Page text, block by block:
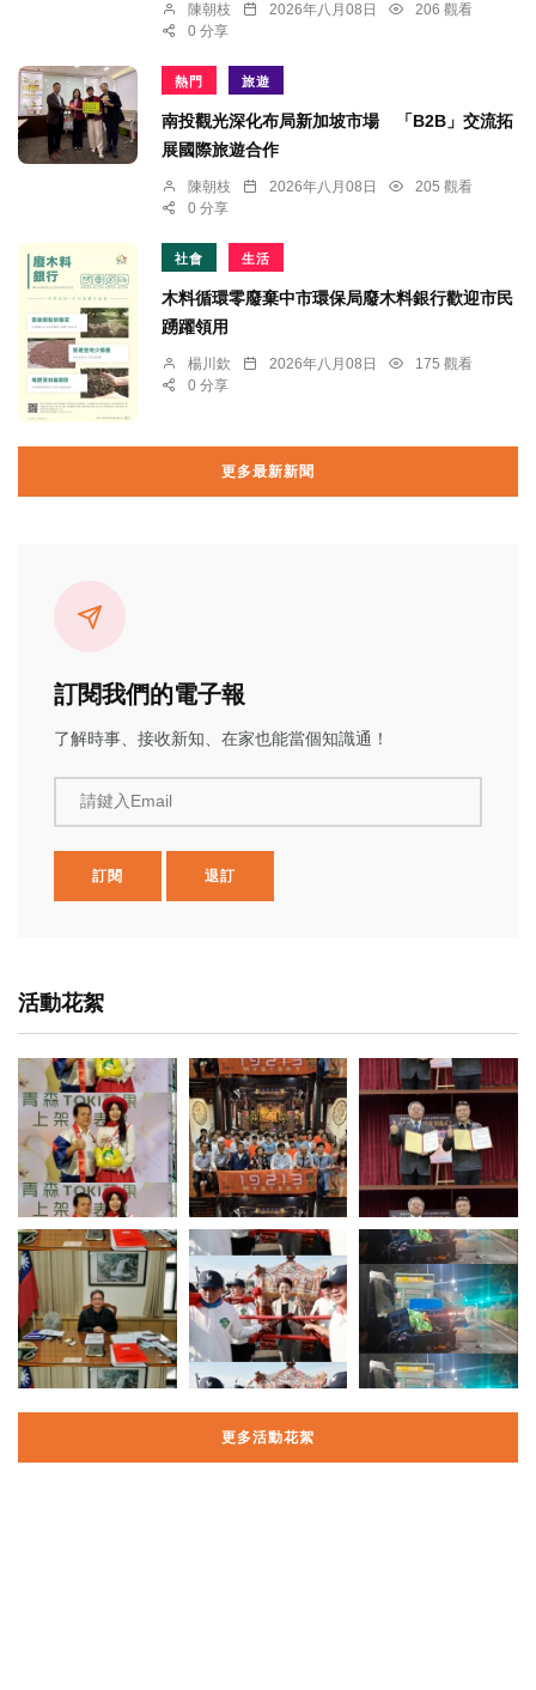
陳朝枝 2026年八月08日
206 觀看
0 分享
熱門 旅遊
南投觀光深化布局新加坡市場 「B2B」交流拓
展國際旅遊合作
陳朝枝 2026年八月08日
205 觀看
0 分享
社會 生活
木料循環零廢棄中市環保局廢木料銀行歡迎市民
踴躍領用
楊川欽 2026年八月08日
175 觀看
0 分享
更多最新新聞
訂閱我們的電子報
了解時事、接收新知、在家也能當個知識通！
請鍵入Email
訂閱 退訂
活動花絮
更多活動花絮